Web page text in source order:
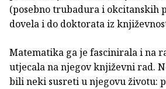
(posebno trubadura i okcitanskih
dovela i do doktorata iz
Matematika ga je fascinirala i na
utjecala na njegov književni rad.
bili neki susreti u njegovu životu: